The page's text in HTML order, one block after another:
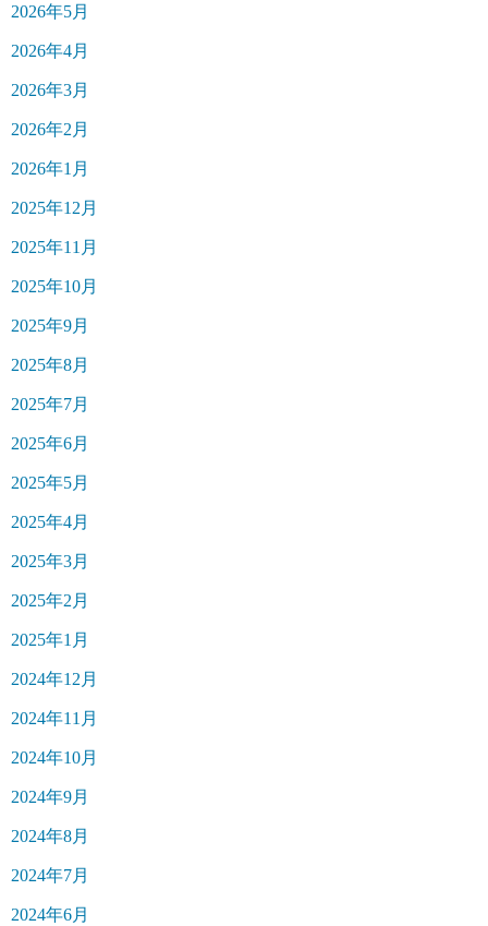
2026年5月
2026年4月
2026年3月
2026年2月
2026年1月
2025年12月
2025年11月
2025年10月
2025年9月
2025年8月
2025年7月
2025年6月
2025年5月
2025年4月
2025年3月
2025年2月
2025年1月
2024年12月
2024年11月
2024年10月
2024年9月
2024年8月
2024年7月
2024年6月